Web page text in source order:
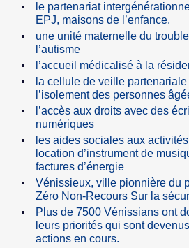
le partenariat
EPJ, maisons de l’enfance.
une unité maternelle du
l’autisme
l’accueil médicalisé à la
la cellule de veille
l’isolement des personnes
l’accès aux droits avec des
numériques
les aides sociales aux
location d’instrument de
factures d’énergie
Vénissieux, ville pionnière du
Zéro Non-Recours Sur la
Plus de 7500 Vénissians ont
leurs priorités qui sont
actions en cours.